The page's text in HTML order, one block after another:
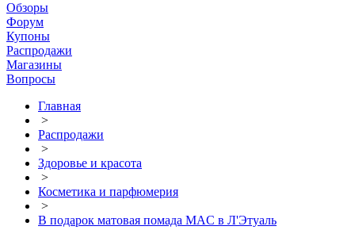
Обзоры
Форум
Купоны
Распродажи
Магазины
Вопросы
Главная
>
Распродажи
>
Здоровье и красота
>
Косметика и парфюмерия
>
В подарок матовая помада MAC в Л'Этуаль